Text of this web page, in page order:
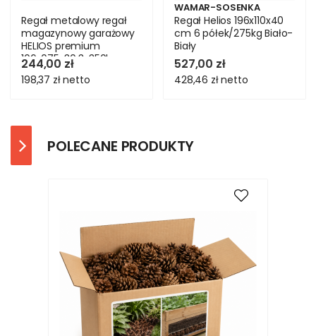
Regał metalowy regał
magazynowy garażowy
HELIOS premium
106x075x30 3x350kg
244,00 zł
198,37 złnetto
WAMAR-SOSENKA
Regał Helios 196x110x40
cm 6 półek/275kg Biało-
Biały
527,00 zł
428,46 złnetto
POLECANE PRODUKTY